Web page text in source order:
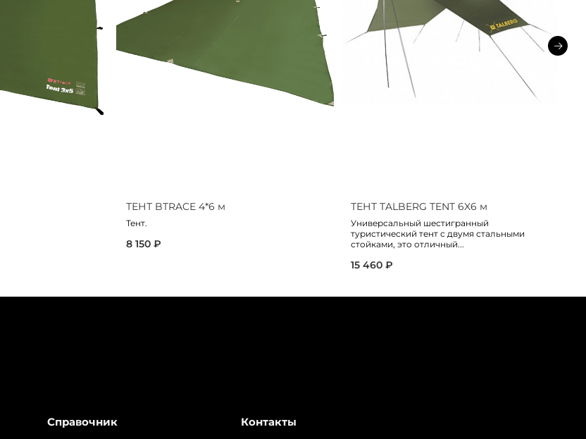
ТЕНТ BTRACE 4*6 м
Тент.
8 150 ₽
ТЕНТ TALBERG TENT 6X6 м
Универсальный шестигранный
туристический тент с двумя стальными
стойками, это отличный...
15 460 ₽
Справочник Контакты